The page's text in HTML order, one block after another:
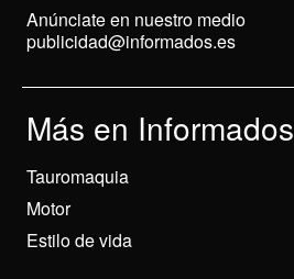
Anúnciate en nuestro medio
publicidad@informados.es
Más en Informados
Tauromaquia
Motor
Estilo de vida